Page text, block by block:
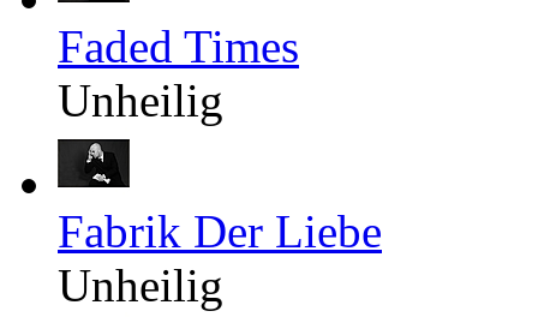
Faded Times
Unheilig
Fabrik Der Liebe
Unheilig